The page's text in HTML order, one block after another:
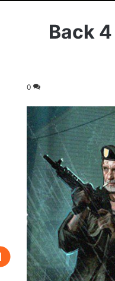
مطوؤي لعبة Left 4 Dead يعلن عن مشروعه الجديد Back 4
0